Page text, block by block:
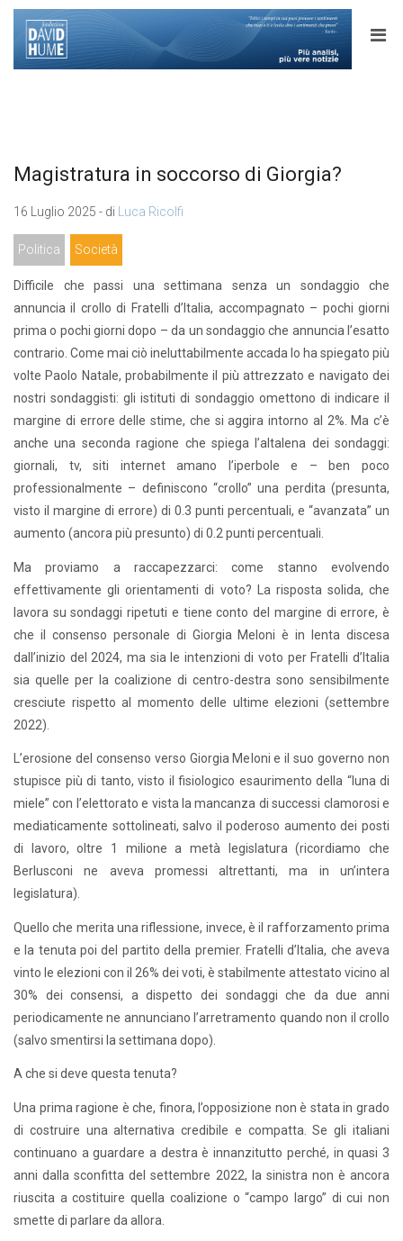
Magistratura in soccorso di Giorgia?
16 Luglio 2025 - di Luca Ricolfi
Politica Società
Difficile che passi una settimana senza un sondaggio che
annuncia il crollo di Fratelli d’Italia, accompagnato – pochi giorni
prima o pochi giorni dopo – da un sondaggio che annuncia l’esatto
contrario. Come mai ciò ineluttabilmente accada lo ha spiegato più
volte Paolo Natale, probabilmente il più attrezzato e navigato dei
nostri sondaggisti: gli istituti di sondaggio omettono di indicare il
margine di errore delle stime, che si aggira intorno al 2%. Ma c’è
anche una seconda ragione che spiega l’altalena dei sondaggi:
giornali, tv, siti internet amano l’iperbole e – ben poco
professionalmente – definiscono “crollo” una perdita (presunta,
visto il margine di errore) di 0.3 punti percentuali, e “avanzata” un
aumento (ancora più presunto) di 0.2 punti percentuali.
Ma proviamo a raccapezzarci: come stanno evolvendo
effettivamente gli orientamenti di voto? La risposta solida, che
lavora su sondaggi ripetuti e tiene conto del margine di errore, è
che il consenso personale di Giorgia Meloni è in lenta discesa
dall’inizio del 2024, ma sia le intenzioni di voto per Fratelli d’Italia
sia quelle per la coalizione di centro-destra sono sensibilmente
cresciute rispetto al momento delle ultime elezioni (settembre
2022).
L’erosione del consenso verso Giorgia Meloni e il suo governo non
stupisce più di tanto, visto il fisiologico esaurimento della “luna di
miele” con l’elettorato e vista la mancanza di successi clamorosi e
mediaticamente sottolineati, salvo il poderoso aumento dei posti
di lavoro, oltre 1 milione a metà legislatura (ricordiamo che
Berlusconi ne aveva promessi altrettanti, ma in un’intera
legislatura).
Quello che merita una riflessione, invece, è il rafforzamento prima
e la tenuta poi del partito della premier. Fratelli d’Italia, che aveva
vinto le elezioni con il 26% dei voti, è stabilmente attestato vicino al
30% dei consensi, a dispetto dei sondaggi che da due anni
periodicamente ne annunciano l’arretramento quando non il crollo
(salvo smentirsi la settimana dopo).
A che si deve questa tenuta?
Una prima ragione è che, finora, l’opposizione non è stata in grado
di costruire una alternativa credibile e compatta. Se gli italiani
continuano a guardare a destra è innanzitutto perché, in quasi 3
anni dalla sconfitta del settembre 2022, la sinistra non è ancora
riuscita a costituire quella coalizione o “campo largo” di cui non
smette di parlare da allora.